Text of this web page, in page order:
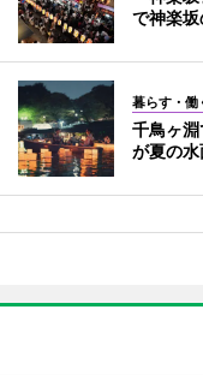
で神楽
暮らす・働
千鳥ヶ
が夏の水